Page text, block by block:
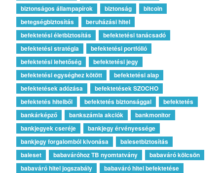
biztonságos állampapírok
biztonság
bitcoin
betegségbiztosítás
beruházási hitel
befektetési életbiztosítás
befektetési tanácsadó
befektetési stratégia
befektetési portfólió
befektetési lehetőség
befektetési jegy
befektetési egységhez kötött
befektetési alap
befektetések adózása
befektetések SZOCHO
befektetés hitelből
befektetés biztonsággal
befektetés
bankárképző
bankszámla akciók
bankmonitor
bankjegyek cseréje
bankjegy érvényessége
bankjegy forgalomból kivonása
balesetbiztosítás
baleset
babaváróhoz TB nyomtatvány
babaváró kölcsön
babaváró hitel jogszabály
babaváró hitel befektetése